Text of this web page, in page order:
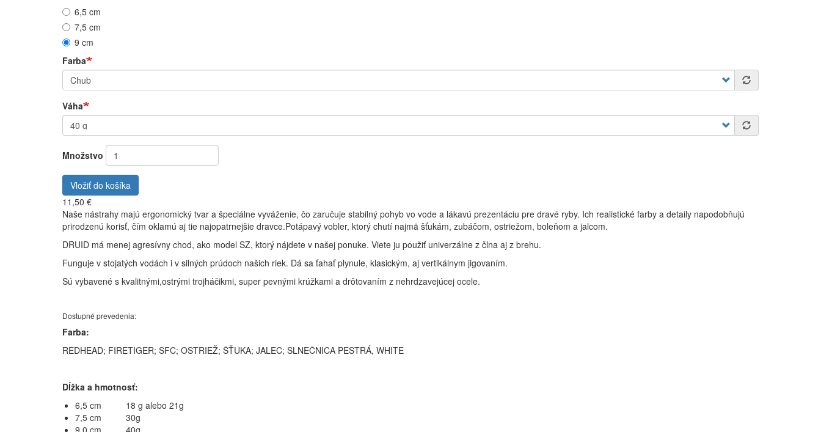
6,5 cm
7,5 cm
9 cm
Farba
Váha
Množstvo
Vložiť do košíka
11,50 €
Naše nástrahy majú ergonomický tvar a špeciálne vyváženie, čo zaručuje stabilný pohyb vo vode a lákavú prezentáciu pre dravé ryby. Ich realistické farby a detaily napodobňujú
prirodzenú korisť, čím oklamú aj tie najopatrnejšie dravce.Potápavý vobler, ktorý chutí najmä šťukám, zubáčom, ostriežom, boleňom a jalcom.
DRUID má menej agresívny chod, ako model SZ, ktorý nájdete v našej ponuke. Viete ju použiť univerzálne z člna aj z brehu.
Funguje v stojatých vodách i v silných prúdoch našich riek. Dá sa ťahať plynule, klasickým, aj vertikálnym jigovaním.
Sú vybavené s kvalitnými,ostrými trojháčikmi, super pevnými krúžkami a drôtovaním z nehrdzavejúcej ocele.
Dostupné prevedenia:
Farba:
REDHEAD; FIRETIGER; SFC; OSTRIEŽ; ŠŤUKA; JALEC; SLNEČNICA PESTRÁ, WHITE
Dĺžka a hmotnosť:
6,5 cm 18 g alebo 21g
7,5 cm 30g